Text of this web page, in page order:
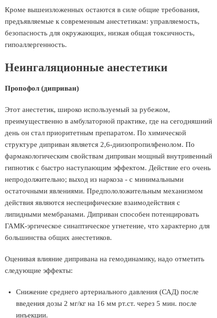
Кроме вышеизложенных остаются в силе общие требования,
предъявляемые к современным анестетикам: управляемость,
безопасность для окружающих, низкая общая токсичность,
гипоаллергенность.
Неингаляционные анестетики
Пропофол (диприван)
Этот анестетик, широко используемый за рубежом,
преимущественно в амбулаторной практике, где на сегодняшний
день он стал приоритетным препаратом. По химической
структуре диприван является 2,6-диизопропилфенолом. По
фармакологическим свойствам диприван мощный внутривенный
гипнотик с быстро наступающим эффектом. Действие его очень
непродолжительно; выход из наркоза - с минимальными
остаточными явлениями. Предпололожительным механизмом
действия являются неспецифические взаимодействия с
липидными мембранами. Диприван способен потенцировать
ГАМК-эргическое синаптическое угнетение, что характерно для
большинства общих анестетиков.
Оценивая влияние дипривана на гемодинамику, надо отметить
следующие эффекты:
Снижение среднего артериального давления (САД) после
введения дозы 2 мг/кг на 16 мм рт.ст. через 5 мин. после
инъекции.